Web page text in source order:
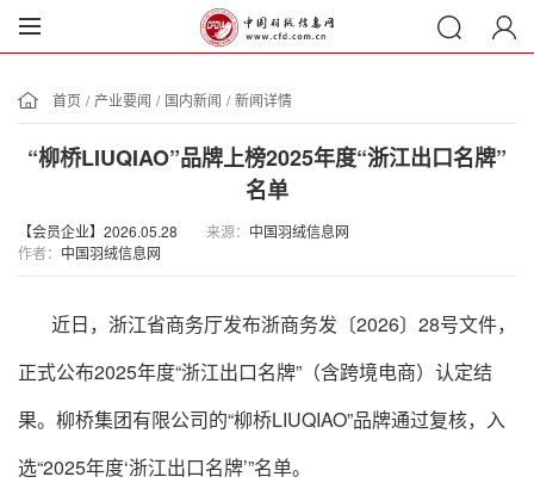
首页 / 产业要闻 / 国内新闻 / 新闻详情
“柳桥LIUQIAO”品牌上榜2025年度“浙江出口名牌”
名单
【会员企业】2026.05.28 来源： 中国羽绒信息网
作者： 中国羽绒信息网
近日，浙江省商务厅发布浙商务发〔2026〕28号文件，
正式公布2025年度“浙江出口名牌”（含跨境电商）认定结
果。柳桥集团有限公司的“柳桥LIUQIAO”品牌通过复核，入
选“2025年度‘浙江出口名牌’”名单。